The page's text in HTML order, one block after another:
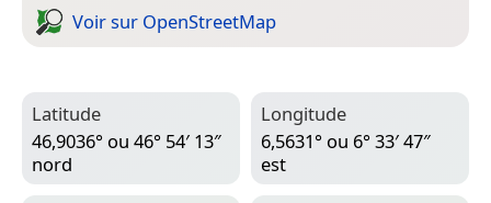
Voir sur Open­Street­Map
Latitude
46,9036° ou 46° 54′ 13″
nord
Longitude
6,5631° ou 6° 33′ 47″
est